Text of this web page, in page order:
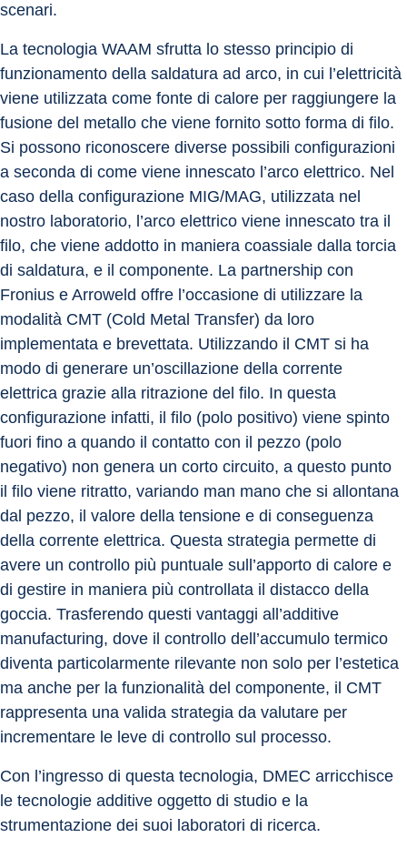
scenari.
La tecnologia WAAM sfrutta lo stesso principio di
funzionamento della saldatura ad arco, in cui l’elettricità
viene utilizzata come fonte di calore per raggiungere la
fusione del metallo che viene fornito sotto forma di filo.
Si possono riconoscere diverse possibili configurazioni
a seconda di come viene innescato l’arco elettrico. Nel
caso della configurazione MIG/MAG, utilizzata nel
nostro laboratorio, l’arco elettrico viene innescato tra il
filo, che viene addotto in maniera coassiale dalla torcia
di saldatura, e il componente. La partnership con
Fronius e Arroweld offre l’occasione di utilizzare la
modalità CMT (Cold Metal Transfer) da loro
implementata e brevettata. Utilizzando il CMT si ha
modo di generare un’oscillazione della corrente
elettrica grazie alla ritrazione del filo. In questa
configurazione infatti, il filo (polo positivo) viene spinto
fuori fino a quando il contatto con il pezzo (polo
negativo) non genera un corto circuito, a questo punto
il filo viene ritratto, variando man mano che si allontana
dal pezzo, il valore della tensione e di conseguenza
della corrente elettrica. Questa strategia permette di
avere un controllo più puntuale sull’apporto di calore e
di gestire in maniera più controllata il distacco della
goccia. Trasferendo questi vantaggi all’additive
manufacturing, dove il controllo dell’accumulo termico
diventa particolarmente rilevante non solo per l’estetica
ma anche per la funzionalità del componente, il CMT
rappresenta una valida strategia da valutare per
incrementare le leve di controllo sul processo.
Con l’ingresso di questa tecnologia, DMEC arricchisce
le tecnologie additive oggetto di studio e la
strumentazione dei suoi laboratori di ricerca.